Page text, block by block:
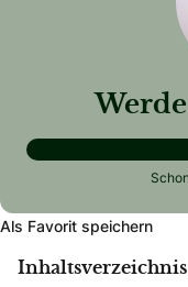
Als Favorit speichern
Inhaltsverzeichnis